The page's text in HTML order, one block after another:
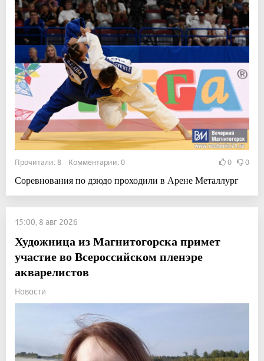
Прочитали: 8 Комментарии: 0 0 0
Соревнования по дзюдо проходили в Арене Металлург
15:00, 8 авг 2026
Художница из Магнитогорска примет
участие во Всероссийском пленэре
акварелистов
Новости